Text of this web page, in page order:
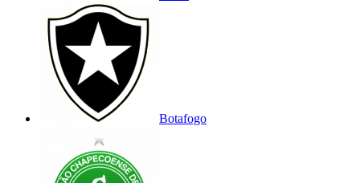
Botafogo